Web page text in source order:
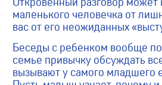
маленького человечка от
вас от его неожиданных
Беседы с ребенком вообще
семье привычку обсуждать
вызывают у самого младшего